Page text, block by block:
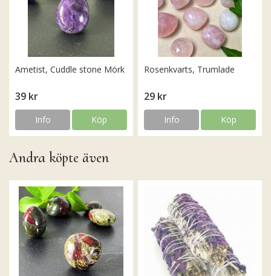
Ametist, Cuddle stone Mörk
39 kr
Info Köp
Rosenkvarts, Trumlade
29 kr
Info Köp
Andra köpte även